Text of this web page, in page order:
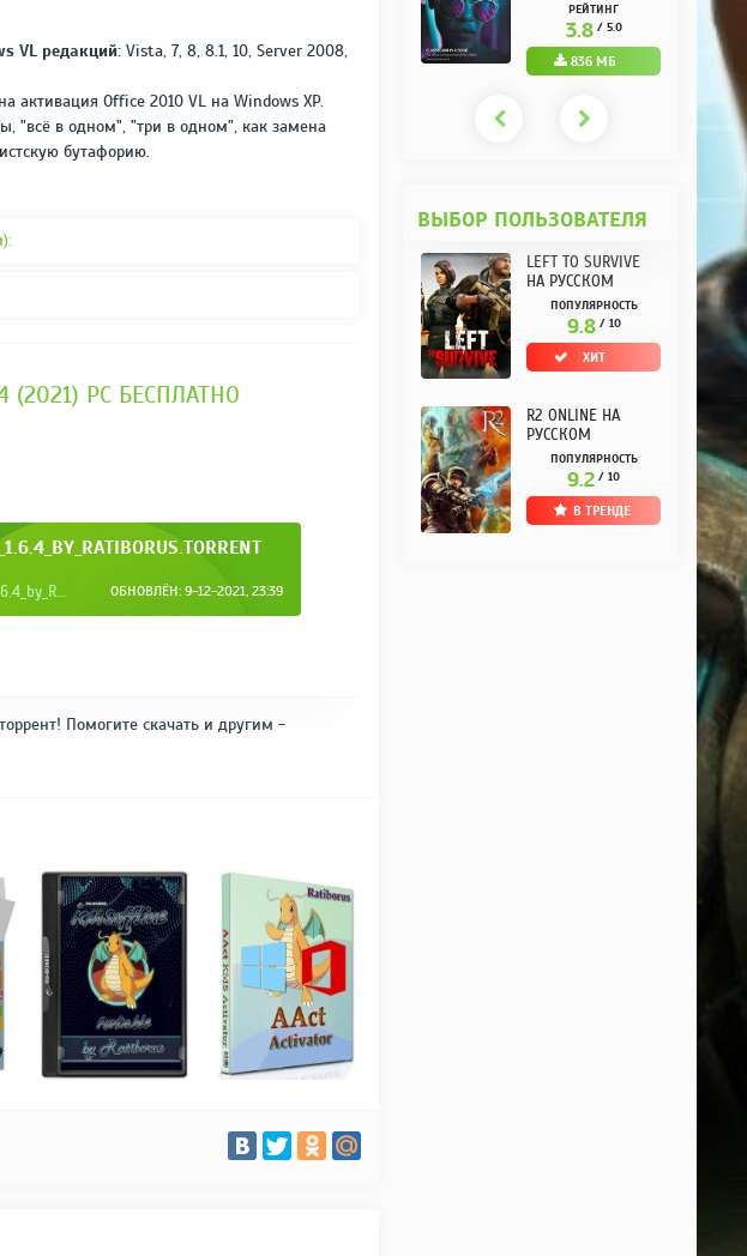
VL редакций:Vista, 7, 8, 8.1, 10, Server 2008,
активация Office 2010 VL на Windows XP.
"всё в одном", "три в одном", как замена
бутафорию.
(2021) PC БЕСПЛАТНО
ОБНОВЛЁН: 9-12-2021, 23:39
Название файла: KMSAuto_Portable_1.6.4_by_Ratiborus.torrent
Помогите скачать и другим -
297 МБ 1.11 ГБ
(10.3.0.10) НА
РУССКОМ REPACK
ОТ KPOJIUK
РЕЙТИНГ
3.8 / 5.0
836 МБ
ВЫБОР ПОЛЬЗОВАТЕЛЯ
LEFT TO SURVIVE
НА РУССКОМ
ПОПУЛЯРНОСТЬ
9.8 / 10
ХИТ
R2 ONLINE НА
РУССКОМ
ПОПУЛЯРНОСТЬ
9.2 / 10
В ТРЕНДЕ